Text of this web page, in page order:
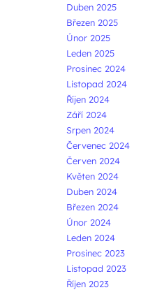
Duben 2025
Březen 2025
Únor 2025
Leden 2025
Prosinec 2024
Listopad 2024
Říjen 2024
Září 2024
Srpen 2024
Červenec 2024
Červen 2024
Květen 2024
Duben 2024
Březen 2024
Únor 2024
Leden 2024
Prosinec 2023
Listopad 2023
Říjen 2023